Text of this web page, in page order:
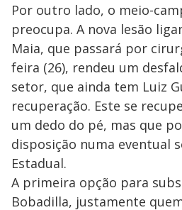
Por outro lado, o meio-
preocupa. A nova lesão
Maia, que passará por
feira (26), rendeu um
setor, que ainda tem Luiz
recuperação. Este se
um dedo do pé, mas que
disposição numa eventual
Estadual.
A primeira opção para
Bobadilla, justamente